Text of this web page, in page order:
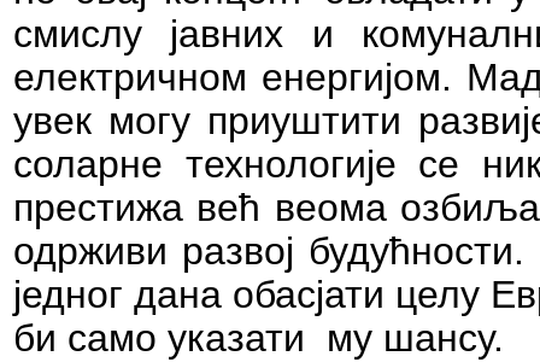
смислу јавних и
електричном енергијом.
увек могу приуштити
соларне технологије се
престижа већ веома
одрживи развој
једног дана обасјати целу
би само указати
му шансу.